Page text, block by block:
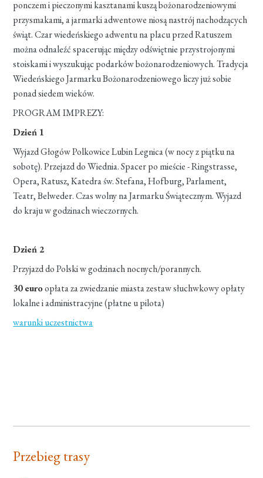
ponczem i pieczonymi kasztanami kuszą bożonarodzeniowymi
przysmakami, a jarmarki adwentowe niosą nastrój nachodzących
świąt. Czar wiedeńskiego adwentu na placu przed Ratuszem
można odnaleźć spacerując między odświętnie przystrojonymi
stoiskami i wyszukując podarków bożonarodzeniowych. Tradycja
Wiedeńskiego Jarmarku Bożonarodzeniowego liczy już sobie
ponad siedem wieków.
PROGRAM IMPREZY:
Dzień 1
Wyjazd Głogów Polkowice Lubin Legnica (w nocy z piątku na
sobotę). Przejazd do Wiednia. Spacer po mieście - Ringstrasse,
Opera, Ratusz, Katedra św. Stefana, Hofburg, Parlament,
Teatr, Belweder. Czas wolny na Jarmarku Świątecznym. Wyjazd
do kraju w godzinach wieczornych.
Dzień 2
Przyjazd do Polski w godzinach nocnych/porannych.
30 euroopłata za zwiedzanie miasta zestaw słuchwkowy opłaty
lokalne i administracyjne (płatne u pilota)
warunki uczestnictwa
Przebieg trasy